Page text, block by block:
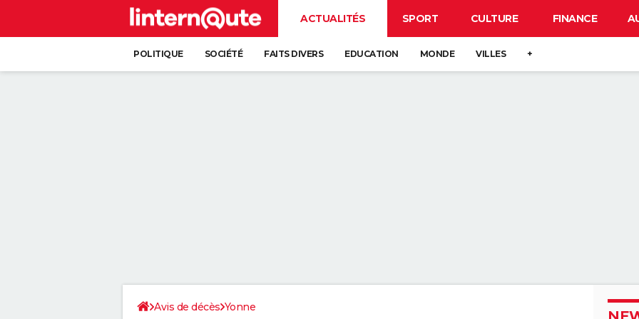
ACTUALITÉS SPORT CULTURE FINANCE
POLITIQUE SOCIÉTÉ FAITS DIVERS EDUCATION MONDE VILLES +
Avis de décès Yonne